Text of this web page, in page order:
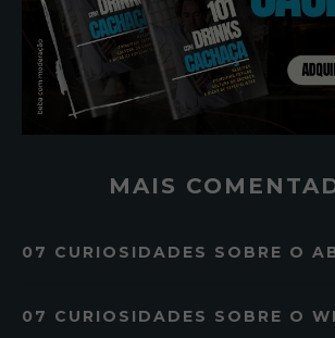
MAIS
07 CURIOSIDADES SOBRE O
07 CURIOSIDADES SOBRE O